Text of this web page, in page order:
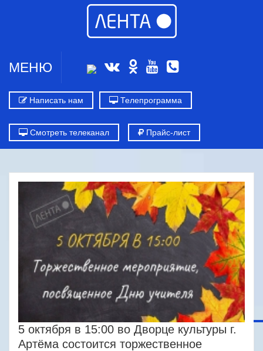
МЕНЮ
Написать нам Телепрограмма
Смотреть телеканал Прайс-лист
5 октября в 15:00 во Дворце культуры г.
Артёма состоится торжественное